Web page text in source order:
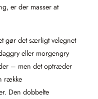
er der masser at
gør det særligt velegnet
eller morgengry
– men det optræder
række
Den dobbelte